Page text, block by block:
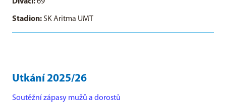
Stadion: SK Aritma UMT
Utkání 2025/26
Soutěžní zápasy mužů a dorostů